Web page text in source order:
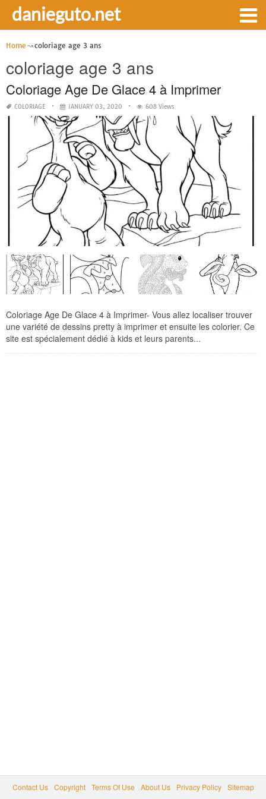
danieguto.net
Home coloriage age 3 ans
coloriage age 3 ans
Coloriage Age De Glace 4 à Imprimer
COLORIAGE JANUARY 03, 2020 608 Views
Coloriage Age De Glace 4 à Imprimer- Vous allez localiser trouver
une variété de dessins pretty à imprimer et ensuite les colorier. Ce
site est spécialement dédié à kids et leurs parents...
Contact Us Copyright Terms Of Use About Us Privacy Policy
Sitemap